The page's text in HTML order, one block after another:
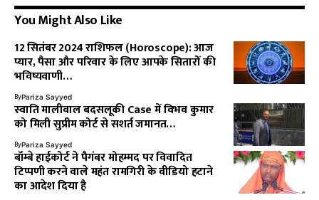
You Might Also Like
12 सितंबर 2024 राशिफल (Horoscope): आज
प्यार, पैसा और परिवार के लिए आपके सितारों की
भविष्यवाणी…
ByPariza Sayyed
स्वाति मालीवाल बदसलूकी Case में विभव कुमार
को मिली सुप्रीम कोर्ट से सशर्त जमानत…
ByPariza Sayyed
बॉम्बे हाईकोर्ट ने पैगंबर मोहम्मद पर विवादित
टिप्पणी करने वाले महंत रामगिरी के वीडियो हटाने
का आदेश दिया है